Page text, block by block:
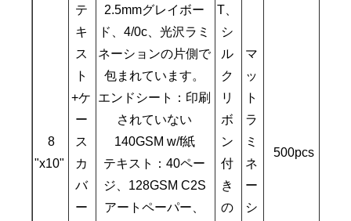
8
"x10"
テ
キ
ス
ト
+ケ
ー
ス
カ
バ
ー
2.5mmグレイボー
ド、4/0c、光沢ラミ
ネーションの片側で
包まれています。
エンドシート：印刷
されていない
140GSM w/f紙
テキスト：40ペー
ジ、128GSM C2S
アートペーパー、
T、
シ
ル
ク
リ
ボ
ン
付
き
の
マ
ッ
ト
ラ
ミ
ネ
ー
シ
500pcs